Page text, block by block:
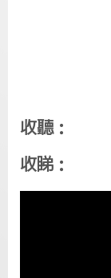
收聽：
收睇：